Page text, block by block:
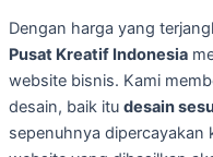
Dengan harga yang
Pusat Kreatif Indonesia
website bisnis. Kami
desain, baik itu desain
sepenuhnya dipercayakan